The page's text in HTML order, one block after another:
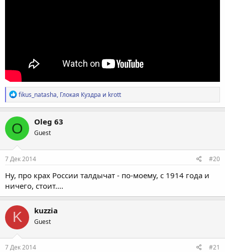
Р
е
а
к
ц
и
и
:
fikus_natasha, Глокая Куздра и krott
O Oleg 63
Guest
7 Дек 2014 #20
Ну, про крах России талдычат - по-моему, с 1914 года и
ничего, стоит....
K kuzzia
Guest
7 Дек 2014 #21